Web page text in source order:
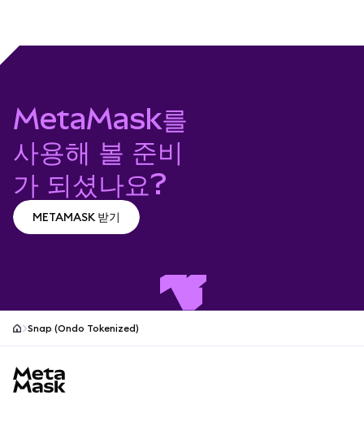
MetaMask를
사용해 볼 준비
가 되셨나요?
METAMASK 받기
Snap (Ondo Tokenized)